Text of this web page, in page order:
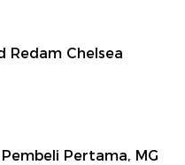
Redam Chelsea
Pertama, MG